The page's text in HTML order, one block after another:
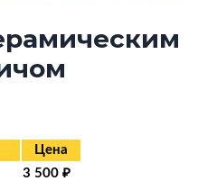
Цена
3 500 ₽